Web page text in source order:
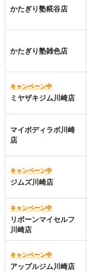
かたぎり塾糀谷店
かたぎり塾雑色店
キャンペーン中
ミヤザキジム川崎店
マイボディラボ川崎
店
キャンペーン中
ジムズ川崎店
キャンペーン中
リボーンマイセルフ
川崎店
キャンペーン中
アップルジム川崎店